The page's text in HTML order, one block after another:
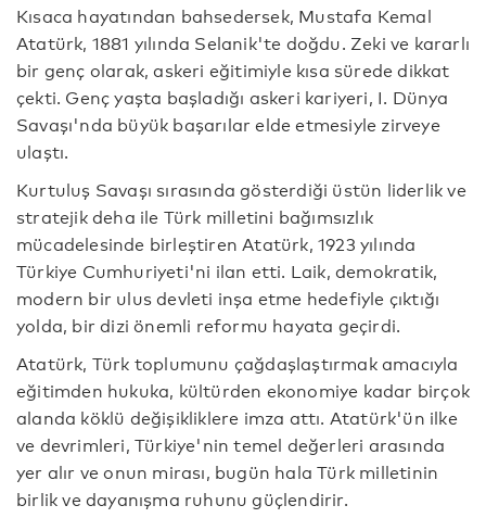
Kısaca hayatından bahsedersek, Mustafa Kemal
Atatürk, 1881 yılında Selanik'te doğdu. Zeki ve kararlı
bir genç olarak, askeri eğitimiyle kısa sürede dikkat
çekti. Genç yaşta başladığı askeri kariyeri, I. Dünya
Savaşı'nda büyük başarılar elde etmesiyle zirveye
ulaştı.
Kurtuluş Savaşı sırasında gösterdiği üstün liderlik ve
stratejik deha ile Türk milletini bağımsızlık
mücadelesinde birleştiren Atatürk, 1923 yılında
Türkiye Cumhuriyeti'ni ilan etti. Laik, demokratik,
modern bir ulus devleti inşa etme hedefiyle çıktığı
yolda, bir dizi önemli reformu hayata geçirdi.
Atatürk, Türk toplumunu çağdaşlaştırmak amacıyla
eğitimden hukuka, kültürden ekonomiye kadar birçok
alanda köklü değişikliklere imza attı. Atatürk'ün ilke
ve devrimleri, Türkiye'nin temel değerleri arasında
yer alır ve onun mirası, bugün hala Türk milletinin
birlik ve dayanışma ruhunu güçlendirir.